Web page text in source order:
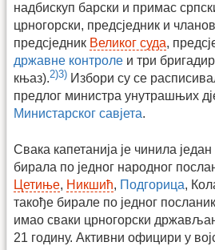
надбискуп барски и примас
црногорски, предсједник и
предсједник Великог суда,
државне контроле и три
књаз).2)3) Избори су се
предлог министра унутрашњих
Министарског савјета.
Свака капетанија је чинила
бирала по једног народног
Цетиње, Никшић, Подгорица,
такође бирале по једног
имао сваки црногорски
21 годину. Активни официри у